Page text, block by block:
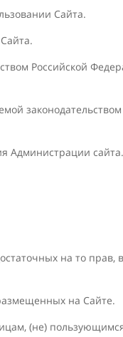
Сайта.
Российской
законодательством
Администрации сайта.
на то прав,
на Сайте.
(не)